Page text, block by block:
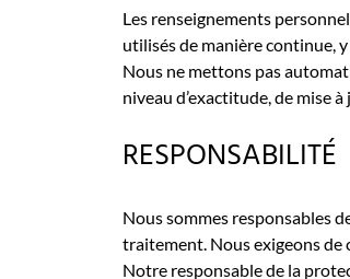
Les renseignements
utilisés de manière continue,
Nous ne mettons pas
niveau d’exactitude, de mise
RESPONSABILITÉ
Nous sommes responsables
traitement. Nous exigeons de
Notre responsable de la